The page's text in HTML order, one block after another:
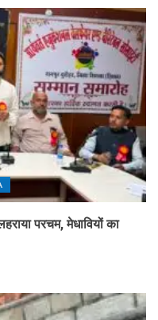
परचम, मेधावियों का